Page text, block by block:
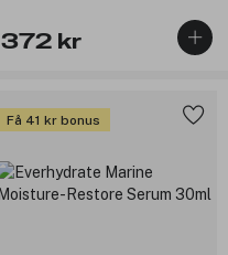
372 kr
Få 41 kr bonus